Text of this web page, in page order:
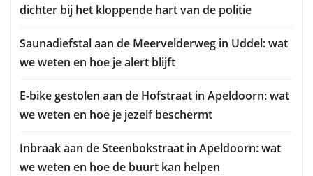
dichter bij het kloppende hart van de politie
Saunadiefstal aan de Meervelderweg in Uddel: wat
we weten en hoe je alert blijft
E-bike gestolen aan de Hofstraat in Apeldoorn: wat
we weten en hoe je jezelf beschermt
Inbraak aan de Steenbokstraat in Apeldoorn: wat
we weten en hoe de buurt kan helpen